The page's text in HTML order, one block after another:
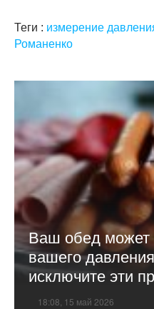
Теги : измерение
Романенко
Ваш обед может
вашего
исключите эти
18:08, 15 май 2026